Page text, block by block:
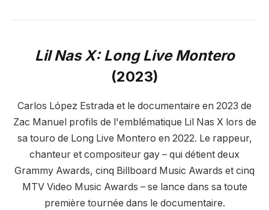
Lil Nas X: Long Live Montero
(2023)
Carlos López Estrada et le documentaire en 2023 de
Zac Manuel profils de l'emblématique Lil Nas X lors de
sa touro de Long Live Montero en 2022. Le rappeur,
chanteur et compositeur gay – qui détient deux
Grammy Awards, cinq Billboard Music Awards et cinq
MTV Video Music Awards – se lance dans sa toute
première tournée dans le documentaire.